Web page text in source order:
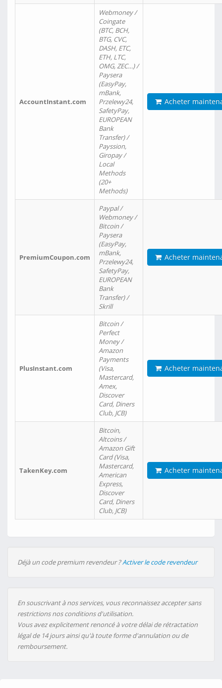
AccountInstant.com
Webmoney /
Coingate
(BTC, BCH,
BTG, CVC,
DASH, ETC,
ETH, LTC,
OMG, ZEC…) /
Paysera
(EasyPay,
mBank,
Przelewy24,
SafetyPay,
EUROPEAN
Bank
Transfer) /
Payssion,
Giropay /
Local
Methods
(20+
Methods)
Acheter
PremiumCoupon.com
Paypal /
Webmoney /
Bitcoin /
Paysera
(EasyPay,
mBank,
Przelewy24,
SafetyPay,
EUROPEAN
Bank
Transfer) /
Skrill
Acheter
PlusInstant.com
Bitcoin /
Perfect
Money /
Amazon
Payments
(Visa,
Mastercard,
Amex,
Discover
Card, Diners
Club, JCB)
Acheter
TakenKey.com
Bitcoin,
Altcoins /
Amazon Gift
Card (Visa,
Mastercard,
American
Express,
Discover
Card, Diners
Club, JCB)
Acheter
Déjà un code premium revendeur ?Activer le code revendeur
En souscrivant à nos services, vous reconnaissez accepter sans
restrictions nos conditions d'utilisation.
Vous avez explicitement renoncé à votre délai de rétractation
légal de 14 jours ainsi qu'à toute forme d'annulation ou de
remboursement.